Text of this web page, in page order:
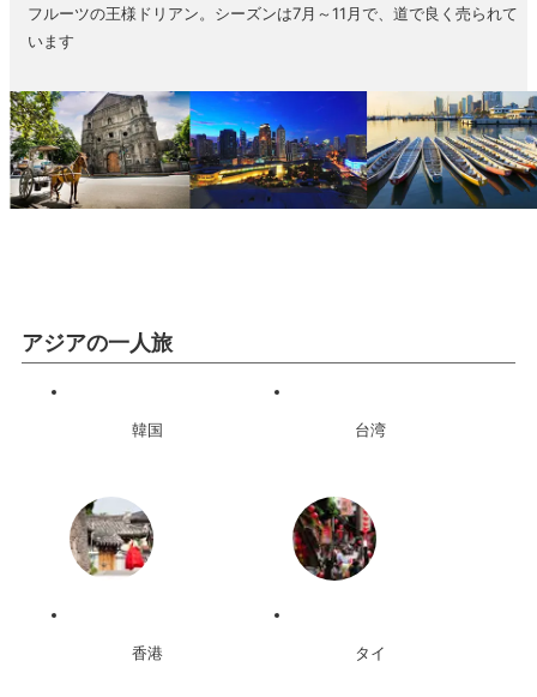
フルーツの王様ドリアン。シーズンは7月～11月で、道で良く売られて
います
アジアの一人旅
韓国 台湾
香港 タイ